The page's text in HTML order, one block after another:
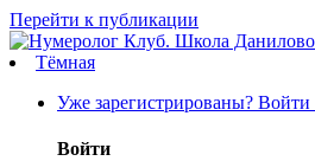
Перейти к публикации
Тёмная
Уже зарегистрированы? Войти
Войти